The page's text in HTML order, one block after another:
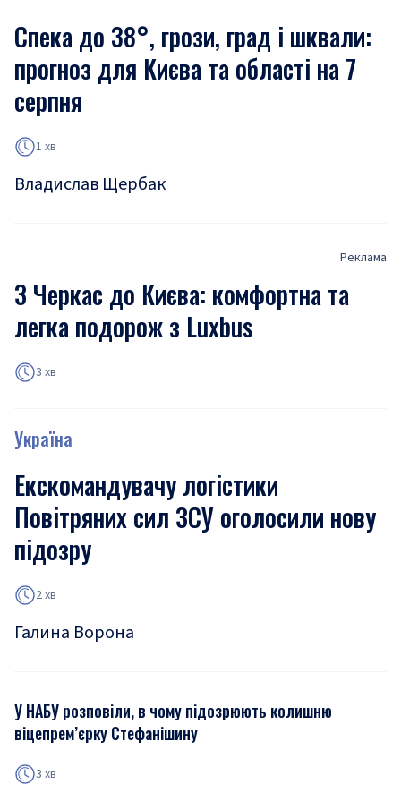
Спека до 38°, грози, град і шквали:
прогноз для Києва та області на 7
серпня
1 хв
Владислав Щербак
Реклама
З Черкас до Києва: комфортна та
легка подорож з Luxbus
3 хв
Україна
Екскомандувачу логістики
Повітряних сил ЗСУ оголосили нову
підозру
2 хв
Галина Ворона
У НАБУ розповіли, в чому підозрюють колишню
віцепрем’єрку Стефанішину
3 хв